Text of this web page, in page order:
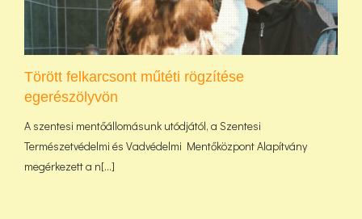
Törött felkarcsont műtéti rögzítése
egerészölyvön
A szentesi mentőállomásunk utódjától, a Szentesi
Természetvédelmi és Vadvédelmi Mentőközpont Alapítvány
megérkezett a n[...]